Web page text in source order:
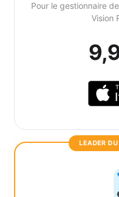
Pour le gestionnaire
Vision
LEADER